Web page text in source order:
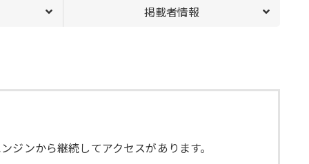
掲載者情報
ンから継続してアクセスがあります。